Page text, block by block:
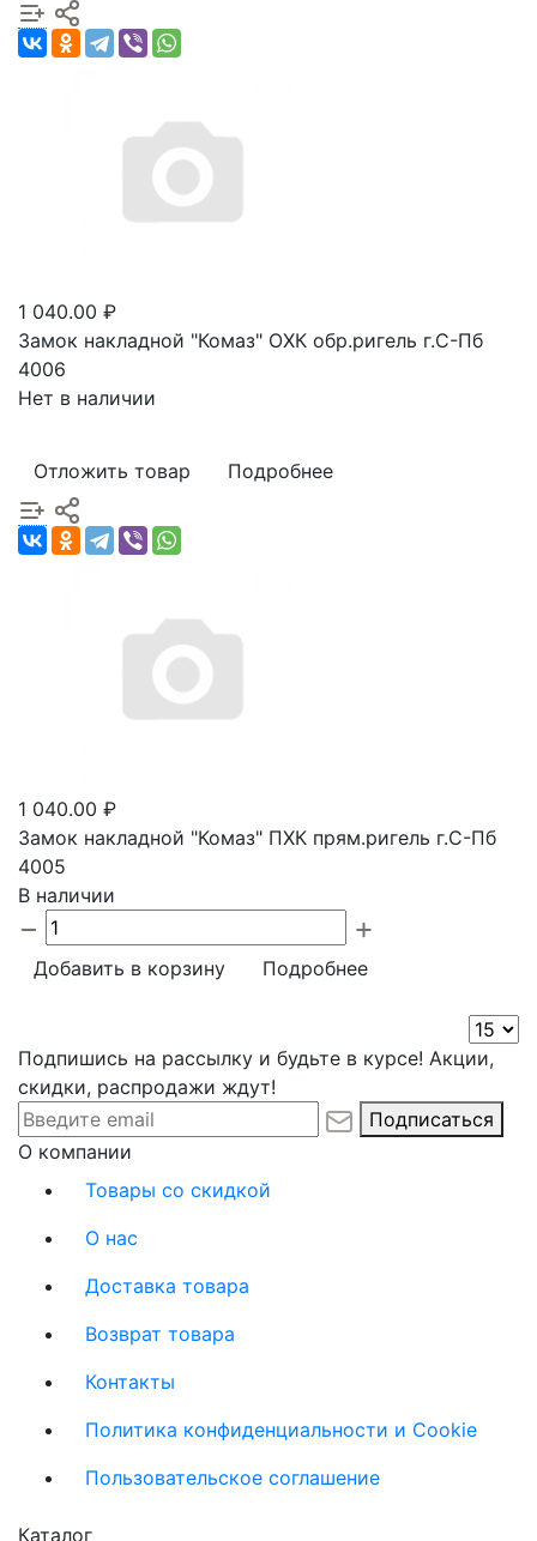
1 040.00 ₽
Замок накладной "Комаз" ОХК обр.ригель г.С-Пб
4006
Нет в наличии
Отложить товар Подробнее
1 040.00 ₽
Замок накладной "Комаз" ПХК прям.ригель г.С-Пб
4005
В наличии
Добавить в корзину Подробнее
Подпишись на рассылку и будьте в курсе! Акции,
скидки, распродажи ждут!
Подписаться
О компании
Товары со скидкой
О нас
Доставка товара
Возврат товара
Контакты
Политика конфиденциальности и Cookie
Пользовательское соглашение
Каталог